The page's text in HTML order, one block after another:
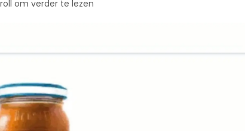
om verder te lezen